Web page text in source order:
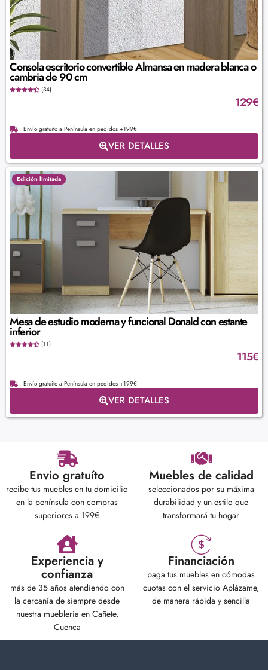
Consola escritorio convertible Almansa en madera blanca o
cambria de 90 cm
(34)
129€
Envío gratuito a Península en pedidos +199€
VER DETALLES
Edición limitada
Mesa de estudio moderna y funcional Donald con estante
inferior
(11)
115€
Envío gratuito a Península en pedidos +199€
VER DETALLES
Envio gratuíto
recibe tus muebles en tu domicilio
en la península con compras
superiores a 199€
Muebles de calidad
seleccionados por su máxima
durabilidad y un estilo que
transformará tu hogar
Experiencia y
confianza
más de 35 años atendiendo con
la cercanía de siempre desde
nuestra mueblería en Cañete,
Cuenca
Financiación
paga tus muebles en cómodas
cuotas con el servicio Aplázame,
de manera rápida y sencilla